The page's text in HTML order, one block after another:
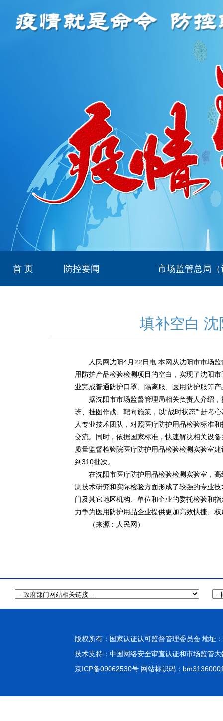
首 页 防控要闻 市场监管总局
填补空白
人民网沈阳4月22日电 本网从沈阳市市场监
用防护产品检验检测项目的空白，实现了沈阳
业完成普通防护口罩、隔离服、医用防护服等
据沈阳市市场监督管理局相关负责人介绍，
班、挂图作战、靶向施策，以“战时状态”“赶考
人专业技术团队，对照医疗防护用品检验标准
交流。同时，依据国家标准，快速解决相关设
质量监督检验院医疗防护用品检验检测实验室
到310批次。
在沈阳市医疗防护用品检验检测实验室，高
测技术研究和实际检验方面形成了较强的专业
门及其它地区机构、单位和企业的委托检验和
力争为医用防护用品企业提供更加高效快捷、
（来源：人民网）
版权所有：国家认证认可监督管理委员会 地址
技术支持： 中国网络安全审查认证和市场监管大
京ICP备09062530号 网站标识码：